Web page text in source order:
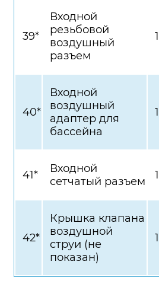
39*
Входной
резьбовой
воздушный
разъем
1
40*
Входной
воздушный
адаптер для
бассейна
1
41*
Входной
сетчатый разъем
1
42*
Крышка клапана
воздушной
струи (не
показан)
1